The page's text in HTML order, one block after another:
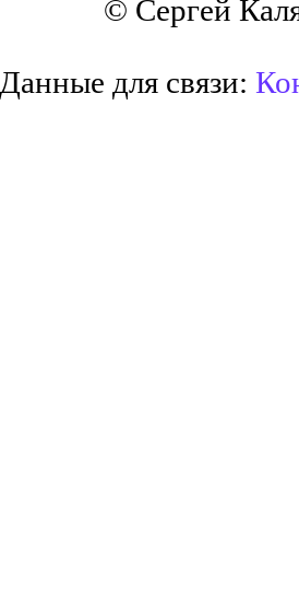
© Сергей
Данные для связи: